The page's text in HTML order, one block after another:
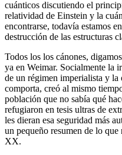
cuánticos discutiendo el
relatividad de Einstein y la
encontrarse, todavía estamos
destrucción de las estructuras
Todos los los cánones,
ya en Weimar. Socialmente la
de un régimen imperialista y la
comporta, creó al mismo
población que no sabía qué
refugiaron en tesis ultras de
les dieran esa seguridad más
un pequeño resumen de lo
XX.